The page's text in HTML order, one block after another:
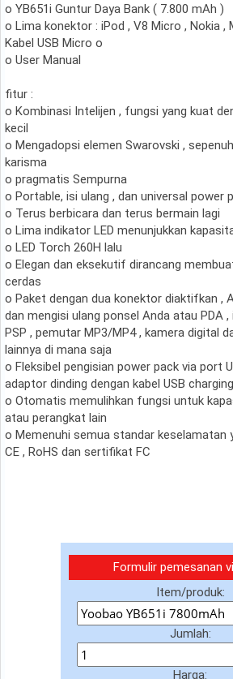
o YB651i Guntur Daya Bank ( 7.800 mAh )
o Lima konektor : iPod , V8 Micro , Nokia ,
Kabel USB Micro o
o User Manual
fitur :
o Kombinasi Intelijen , fungsi yang kuat
kecil
o Mengadopsi elemen Swarovski ,
karisma
o pragmatis Sempurna
o Portable, isi ulang , dan universal power
o Terus berbicara dan terus bermain lagi
o Lima indikator LED menunjukkan
o LED Torch 260H lalu
o Elegan dan eksekutif dirancang
cerdas
o Paket dengan dua konektor diaktifkan ,
dan mengisi ulang ponsel Anda atau PDA
PSP , pemutar MP3/MP4 , kamera digital
lainnya di mana saja
o Fleksibel pengisian power pack via port
adaptor dinding dengan kabel USB charging
o Otomatis memulihkan fungsi untuk
atau perangkat lain
o Memenuhi semua standar keselamatan
CE , RoHS dan sertifikat FC
Formulir pemesanan
Item/produk:
Jumlah:
Harga: